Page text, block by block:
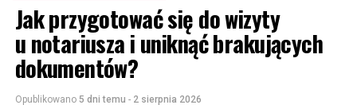
Jak przygotować się do wizyty
u notariusza i uniknąć brakujących
dokumentów?
Opublikowano 5 dni temu - 2 sierpnia 2026